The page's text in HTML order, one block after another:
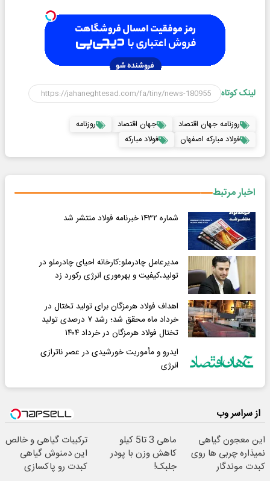
لینک کوتاه
روزنامه جهان اقتصاد جهان اقتصاد
روزنامه
فولاد مباركه اصفهان
فولاد مباركه
اخبار مرتبط
شماره ۱۴۳۲ خبرنامه فولاد منتشر شد
مدیرعامل چادرملو:کارخانه احیای چادرملو در
تولید،کیفیت و بهره‌وری انرژی رکورد زد
اهداف فولاد هرمزگان برای تولید تختال در
خرداد ماه محقق شد؛ رشد ۷ درصدی تولید
تختال فولاد هرمزگان در خرداد ۱۴۰۴
ایدرو و مأموریت خورشیدی در عصر ناترازی
انرژی
از سراسر وب
این معجون گیاهی
نمیذاره چربی ها روی
کبدت موندگار
ماهی 3 تا5 کیلو
کاهش وزن با پودر
جلبک!
ترکیبات گیاهی و خالص
این دمنوش گیاهی
کبدت رو پاکسازی